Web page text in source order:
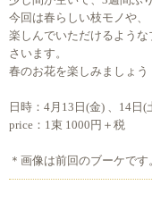
今回は春らしい枝モノや、
楽しんでいただけるよう
さいます。
春のお花を楽しみましょう
日時：4月13日(金) 、14日(
price：1束 1000円＋税
＊画像は前回のブーケです